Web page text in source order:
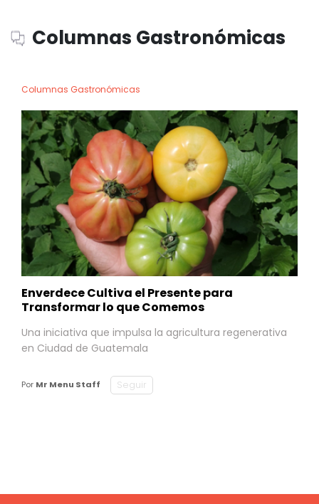
Columnas Gastronómicas
Columnas Gastronómicas
Enverdece Cultiva el Presente para
Transformar lo que Comemos
Una iniciativa que impulsa la agricultura regenerativa
en Ciudad de Guatemala
Por Mr Menu Staff Seguir